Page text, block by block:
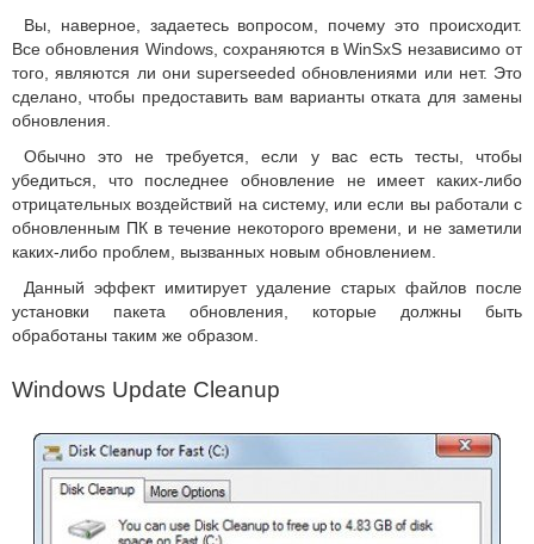
Вы, наверное, задаетесь вопросом, почему это происходит.
Все обновления Windows, сохраняются в WinSxS независимо от
того, являются ли они superseeded обновлениями или нет. Это
сделано, чтобы предоставить вам варианты отката для замены
обновления.
Обычно это не требуется, если у вас есть тесты, чтобы
убедиться, что последнее обновление не имеет каких-либо
отрицательных воздействий на систему, или если вы работали с
обновленным ПК в течение некоторого времени, и не заметили
каких-либо проблем, вызванных новым обновлением.
Данный эффект имитирует удаление старых файлов после
установки пакета обновления, которые должны быть
обработаны таким же образом.
Windows Update Cleanup